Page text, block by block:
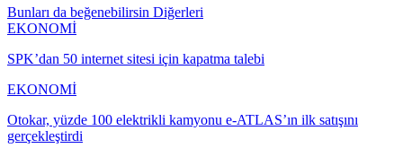
Bunları da beğenebilirsin Diğerleri
EKONOMİ
SPK’dan 50 internet sitesi için kapatma talebi
EKONOMİ
Otokar, yüzde 100 elektrikli kamyonu e-ATLAS’ın ilk satışını
gerçekleştirdi